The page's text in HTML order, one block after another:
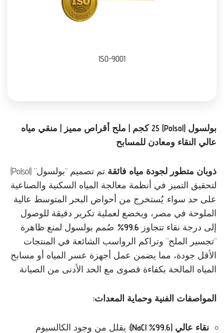
ISO-9001
بولسول (Polsol) 25 كجم | ملح أقراص مميز | منقي مياه
عالي النقاء ومعادن للمسابح
ذوبان متطور لجودة مياه فائقة
تم تصميم “بولسول” (Polsol)
لتحقيق التميز في أنظمة معالجة المياه السكنية والصناعية
على حد سواء. يُستخرج من أحواض البحر المتوسط عالية
الملوحة في مصر، ويخضع لعملية تكرير دقيقة للوصول
إلى درجة نقاء تتجاوز 99.6%
. صُمم بولسول لمنع ظاهرة
“تجسير الملح” وتراكم الرواسب الشائعة في المنتجات
الأقل جودة، مما يضمن عمل أجهزة عسر المياه أو مسابح
المياه المالحة بكفاءة قصوى مع الحد الأدنى من الصيانة.
المواصفات الفنية وحماية المعدات:
نقاء عالي (99.6% NaCl):
يقلل من وجود الكالسيوم